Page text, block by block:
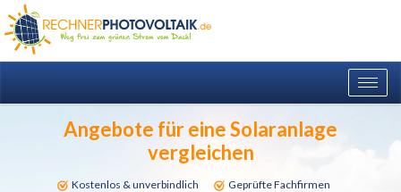
Angebote für eine Solaranlage
vergleichen
Kostenlos & unverbindlich
Geprüfte Fachfirmen